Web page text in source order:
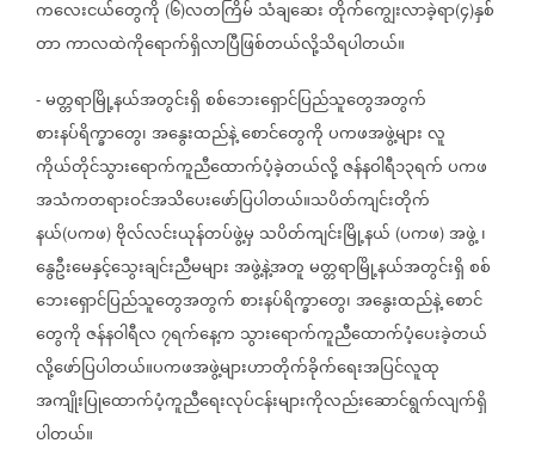
ကလေးငယ်တွေကို (၆)လတကြိမ် သံချဆေးတိုက်ကျွေးလာခဲ့ရာ(၄)နှစ်
တာကာလထဲကိုရောက်ရှိလာပြီဖြစ်တယ်လို့သိရပါတယ်။
- မတ္တရာမြို့နယ်အတွင်းရှိစစ်ဘေးရှောင်ပြည်သူတွေအတွက်
စားနပ်ရိက္ခာတွေ၊အနွေးထည်နဲ့စောင်တွေကိုပကဖအဖွဲ့များလူ
ကိုယ်တိုင်သွားရောက်ကူညီထောက်ပံ့ခဲ့တယ်လို့ဇန်နဝါရီ၁၃ရက်ပကဖ
အသံကတရားဝင်အသိပေးဖော်ပြပါတယ်။သပိတ်ကျင်းတိုက်
နယ်(ပကဖ) ဗိုလ်လင်းယုန်တပ်ဖွဲ့မှ သပိတ်ကျင်းမြို့နယ် (ပကဖ) အဖွဲ့၊
နွေဦးမေနှင့်သွေးချင်းညီမများအဖွဲ့နဲ့အတူမတ္တရာမြို့နယ်အတွင်းရှိစစ်
ဘေးရှောင်ပြည်သူတွေအတွက်စားနပ်ရိက္ခာတွေ၊အနွေးထည်နဲ့စောင်
တွေကိုဇန်နဝါရီလ၇ရက်နေ့က သွားရောက်ကူညီထောက်ပံ့ပေးခဲ့တယ်
လို့ဖော်ပြပါတယ်။ပကဖအဖွဲ့များဟာတိုက်ခိုက်ရေးအပြင်လူထု
အကျိုးပြုထောက်ပံ့ကူညီရေးလုပ်ငန်းများကိုလည်းဆောင်ရွက်လျက်ရှိ
ပါတယ်။